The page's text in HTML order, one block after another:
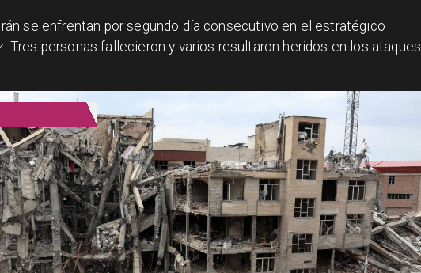
se enfrentan por segundo día consecutivo en el estratégico
Tres personas fallecieron y varios resultaron heridos en los ataques